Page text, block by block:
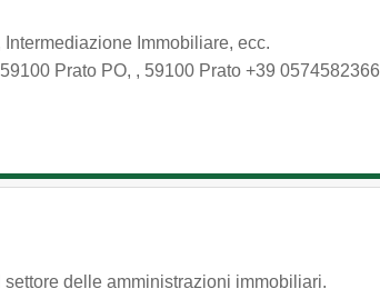
Immobiliare, ecc.
Prato PO, , 59100 Prato +39 0574582366
delle amministrazioni immobiliari.